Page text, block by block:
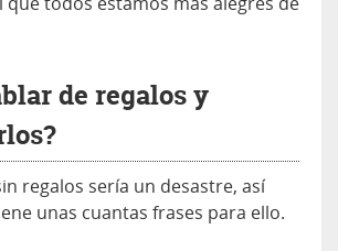
de regalos y
regalos sería un desastre, así
unas cuantas frases para ello.